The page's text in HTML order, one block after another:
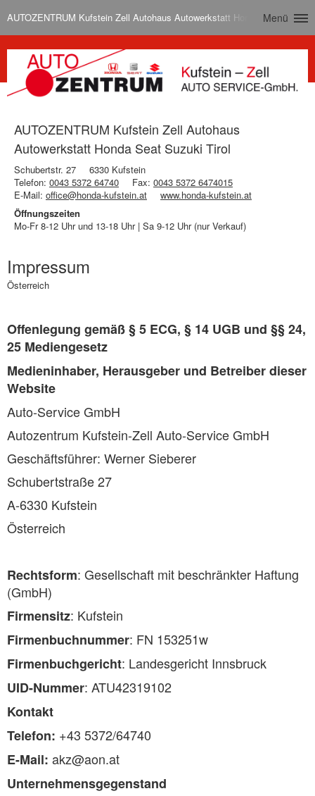
AUTOZENTRUM Kufstein Zell Autohaus Autowerkstatt Honda Seat Suzuki
Menü
AUTOZENTRUM Kufstein Zell Autohaus
Autowerkstatt Honda Seat Suzuki Tirol
Schubertstr. 27
6330 Kufstein
Telefon: 0043 5372 64740 Fax: 0043 5372 6474015
E-Mail: office@honda-kufstein.at
www.honda-kufstein.at
Öffnungszeiten
Mo-Fr 8-12 Uhr und 13-18 Uhr | Sa 9-12 Uhr (nur Verkauf)
Impressum
Österreich
Offenlegung gemäß § 5 ECG, § 14 UGB und §§ 24,
25 Mediengesetz
Medieninhaber, Herausgeber und Betreiber dieser
Website
Auto-Service GmbH
Autozentrum Kufstein-Zell Auto-Service GmbH
Geschäftsführer: Werner Sieberer
Schubertstraße 27
A-6330 Kufstein
Österreich
Rechtsform: Gesellschaft mit beschränkter Haftung
(GmbH)
Firmensitz: Kufstein
Firmenbuchnummer: FN 153251w
Firmenbuchgericht: Landesgericht Innsbruck
UID-Nummer: ATU42319102
Kontakt
Telefon: +43 5372/64740
E-Mail: akz@aon.at
Unternehmensgegenstand